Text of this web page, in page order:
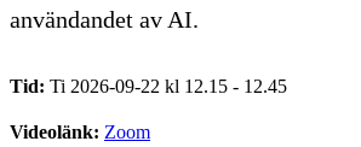
användandet av AI.
Tid: Ti 2026-09-22 kl 12.15 - 12.45
Videolänk: Zoom